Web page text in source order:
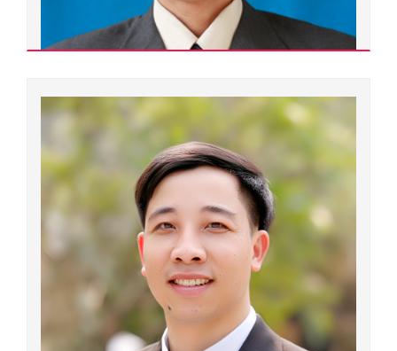
Chuyên ngành đào tạo:
Mỹ thuật tạo hình
Xem chi tiết
400000.0229 Nguyễn Văn Khang
Tiến sĩ
Ngành đào tạo:
Khoa học máy tính
Chuyên ngành đào tạo: